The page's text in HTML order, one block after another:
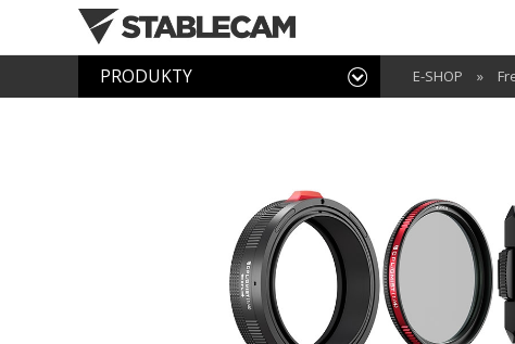
PRODUKTY E-SHOP »